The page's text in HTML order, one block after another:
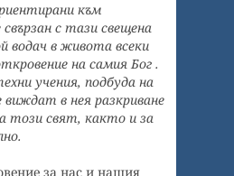
към
с тази свещена
водач в живота всеки
на самия Бог .
учения, подбуда на
в нея разкриване
този свят, както и за
за нас и нашия